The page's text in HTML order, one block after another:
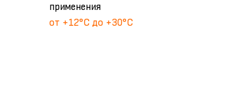
применения
от +12°С до +30°С